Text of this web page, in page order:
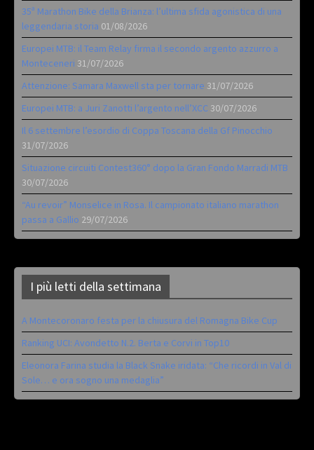
35ª Marathon Bike della Brianza: l’ultima sfida agonistica di una
leggendaria storia 01/08/2026
Europei MTB: il Team Relay firma il secondo argento azzurro a
Monteceneri 31/07/2026
Attenzione: Samara Maxwell sta per tornare 31/07/2026
Europei MTB: a Juri Zanotti l’argento nell’XCC 30/07/2026
Il 6 settembre l’esordio di Coppa Toscana della Gf Pinocchio
31/07/2026
Situazione circuiti Contest360° dopo la Gran Fondo Marradi MTB
30/07/2026
“Au revoir” Monselice in Rosa. Il campionato italiano marathon
passa a Gallio 29/07/2026
I più letti della settimana
A Montecoronaro festa per la chiusura del Romagna Bike Cup
Ranking UCI: Avondetto N.2. Berta e Corvi in Top10
Eleonora Farina studia la Black Snake iridata: “Che ricordi in Val di
Sole… e ora sogno una medaglia”